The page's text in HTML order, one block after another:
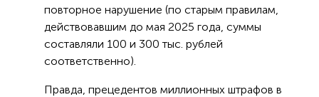
повторное нарушение (по старым правилам,
действовавшим до мая 2025 года, суммы
составляли 100 и 300 тыс. рублей
соответственно).
Правда, прецедентов миллионных штрафов в